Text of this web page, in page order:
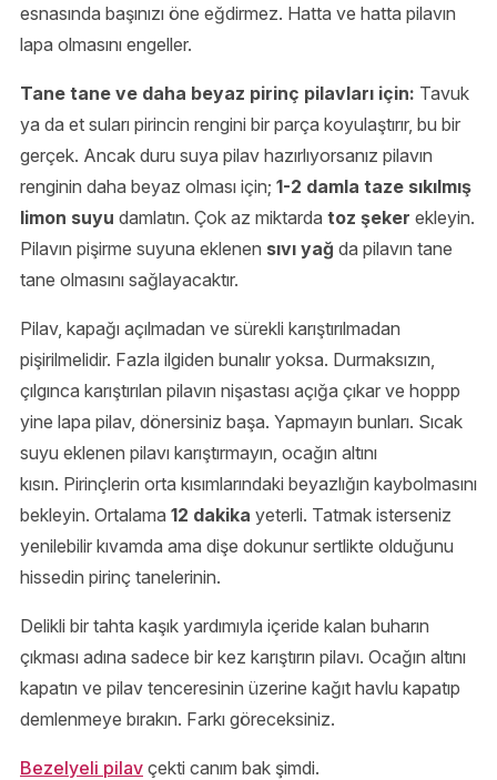
esnasında başınızı öne eğdirmez. Hatta ve hatta pilavın
lapa olmasını engeller.
Tane tane ve daha beyaz pirinç pilavları için: Tavuk
ya da et suları pirincin rengini bir parça koyulaştırır, bu bir
gerçek. Ancak duru suya pilav hazırlıyorsanız pilavın
renginin daha beyaz olması için; 1-2 damla taze sıkılmış
limon suyu damlatın. Çok az miktarda toz şeker ekleyin.
Pilavın pişirme suyuna eklenen sıvı yağ da pilavın tane
tane olmasını sağlayacaktır.
Pilav, kapağı açılmadan ve sürekli karıştırılmadan
pişirilmelidir. Fazla ilgiden bunalır yoksa. Durmaksızın,
çılgınca karıştırılan pilavın nişastası açığa çıkar ve hoppp
yine lapa pilav, dönersiniz başa. Yapmayın bunları. Sıcak
suyu eklenen pilavı karıştırmayın, ocağın altını
kısın. Pirinçlerin orta kısımlarındaki beyazlığın kaybolmasını
bekleyin. Ortalama 12 dakika yeterli. Tatmak isterseniz
yenilebilir kıvamda ama dişe dokunur sertlikte olduğunu
hissedin pirinç tanelerinin.
Delikli bir tahta kaşık yardımıyla içeride kalan buharın
çıkması adına sadece bir kez karıştırın pilavı. Ocağın altını
kapatın ve pilav tenceresinin üzerine kağıt havlu kapatıp
demlenmeye bırakın. Farkı göreceksiniz.
Bezelyeli pilav çekti canım bak şimdi.